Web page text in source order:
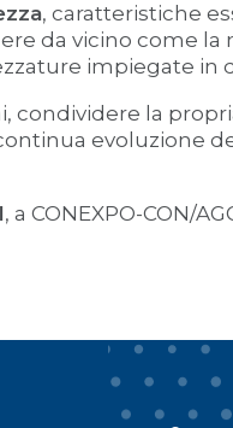
, caratteristiche
da vicino come la
impiegate in
condividere la
evoluzione
, a CONEXPO-CON/